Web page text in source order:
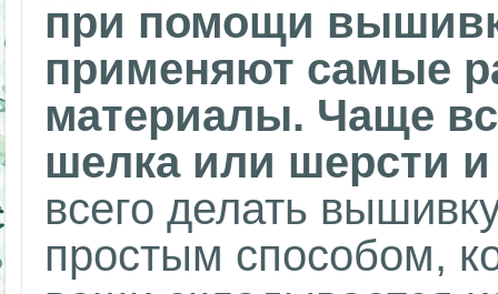
при помощи
применяют самые
материалы. Чаще
шелка или шерсти
всего делать
простым способом,